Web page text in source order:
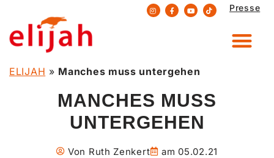
Zum
Inhalt
springen
Presse
ELIJAH » Manches muss untergehen
MANCHES MUSS
UNTERGEHEN
Von Ruth Zenkert am 05.02.21